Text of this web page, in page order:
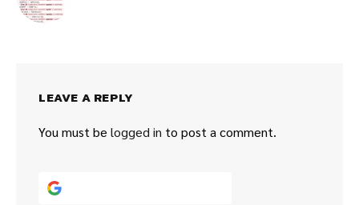
LEAVE A REPLY
You must be logged in to post a comment.